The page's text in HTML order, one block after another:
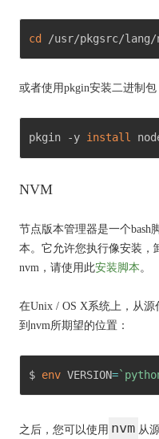
cd /usr/pkgsrc/
或者使用pkgin安装二进制
pkgin -y install
NVM
节点版本管理器是一个bash
本。 它允许您执行像安装，
nvm，请使用此安装脚本 。
在Unix / OS X系统上，从源
到nvm所期望的位置：
$ env VERSION=`
之后，您可以使用 nvm 从